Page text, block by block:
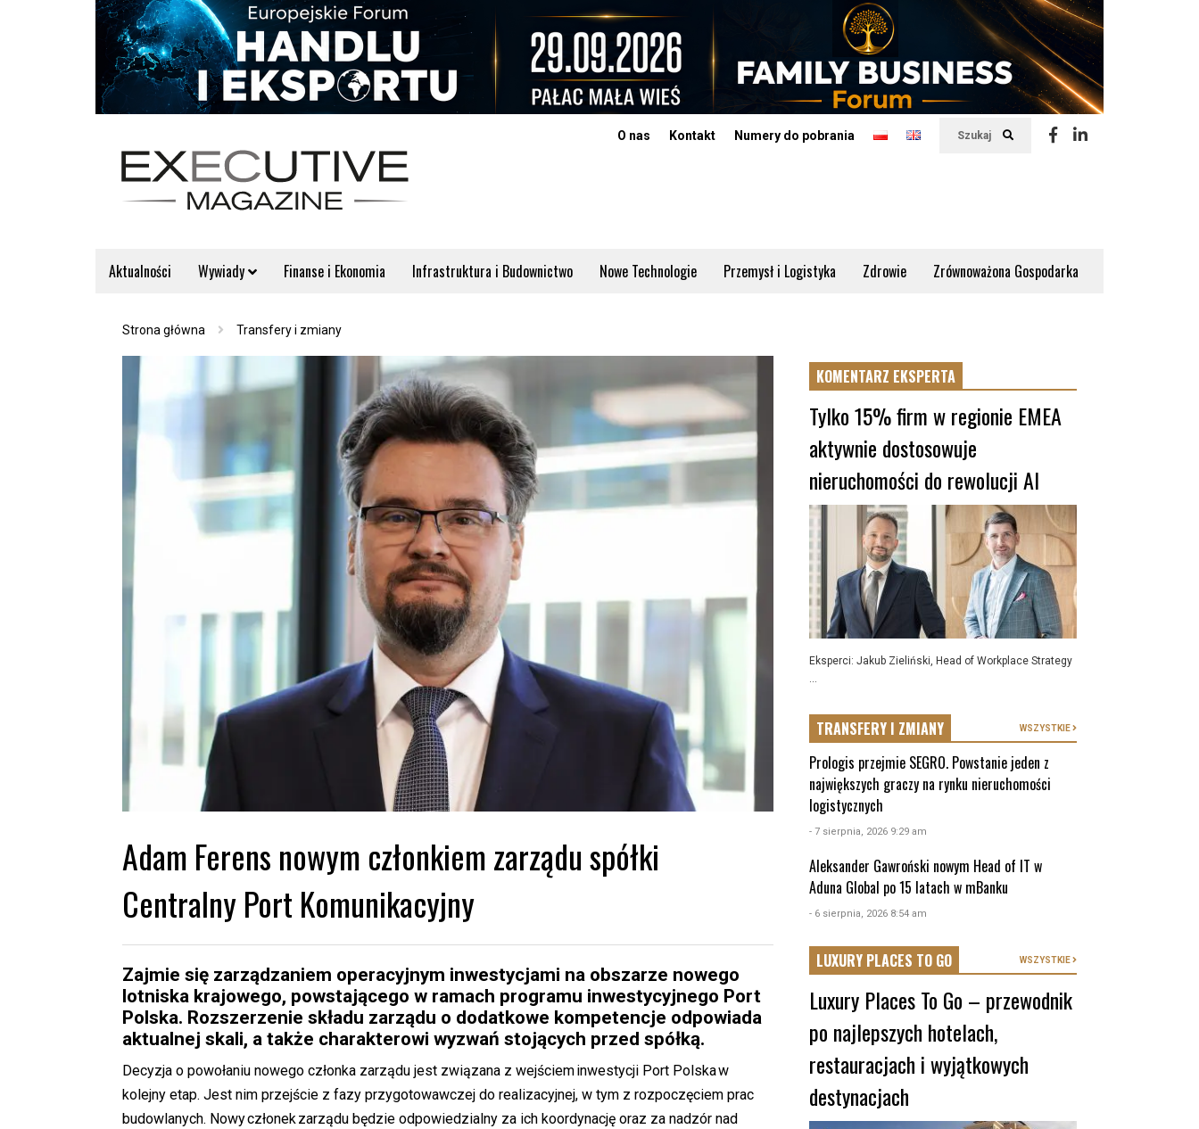
Szukaj
O nas Kontakt Numery do pobrania
Aktualności Wywiady Finanse i Ekonomia Infrastruktura i Budownictwo Nowe Technologie Przemysł i Logistyka Zdrowie Zrównoważona Gospodarka
Strona główna Transfery i zmiany
Adam Ferens nowym członkiem zarządu spółki
Centralny Port Komunikacyjny
Zajmie się zarządzaniem operacyjnym inwestycjami na obszarze nowego
lotniska krajowego, powstającego w ramach programu inwestycyjnego Port
Polska. Rozszerzenie składu zarządu o dodatkowe kompetencje odpowiada
aktualnej skali, a także charakterowi wyzwań stojących przed spółką.
Decyzja o powołaniu nowego członka zarządu jest związana z wejściem inwestycji Port Polska w
kolejny etap. Jest nim przejście z fazy przygotowawczej do realizacyjnej, w tym z rozpoczęciem prac
budowlanych. Nowy członek zarządu będzie odpowiedzialny za ich koordynację oraz za nadzór nad
KOMENTARZ EKSPERTA
Tylko 15% firm w regionie EMEA
aktywnie dostosowuje
nieruchomości do rewolucji AI
Eksperci: Jakub Zieliński, Head of Workplace Strategy
...
TRANSFERY I ZMIANY WSZYSTKIE
Prologis przejmie SEGRO. Powstanie jeden z
największych graczy na rynku nieruchomości
logistycznych
- 7 sierpnia, 2026 9:29 am
Aleksander Gawroński nowym Head of IT w
Aduna Global po 15 latach w mBanku
- 6 sierpnia, 2026 8:54 am
LUXURY PLACES TO GO WSZYSTKIE
Luxury Places To Go – przewodnik
po najlepszych hotelach,
restauracjach i wyjątkowych
destynacjach